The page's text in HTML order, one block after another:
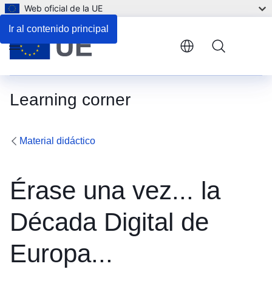
Ir al contenido principal
Web oficial de la UE
Learning corner
Menu
Material didáctico
Érase una vez... la
Década Digital de
Europa...